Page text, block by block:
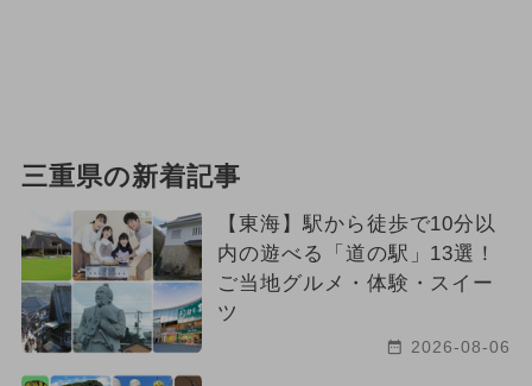
三重県の新着記事
【東海】駅から徒歩で10分以
内の遊べる「道の駅」13選！
ご当地グルメ・体験・スイー
ツ
2026-08-06